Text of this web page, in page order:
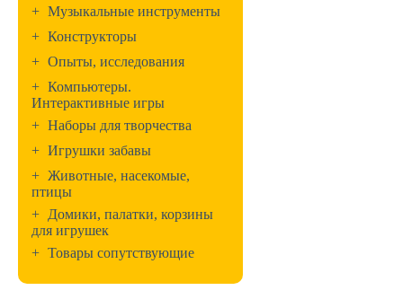
+ Музыкальные инструменты
+ Конструкторы
+ Опыты, исследования
+ Компьютеры.
Интерактивные игры
+ Наборы для творчества
+ Игрушки забавы
+ Животные, насекомые,
птицы
+ Домики, палатки, корзины
для игрушек
+ Товары сопутствующие